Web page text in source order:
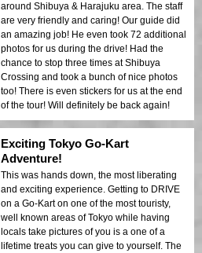
around Shibuya & Harajuku area. The staff
are very friendly and caring! Our guide did
an amazing job! He even took 72 additional
photos for us during the drive! Had the
chance to stop three times at Shibuya
Crossing and took a bunch of nice photos
too! There is even stickers for us at the end
of the tour! Will definitely be back again!
Exciting Tokyo Go-Kart
Adventure!
This was hands down, the most liberating
and exciting experience. Getting to DRIVE
on a Go-Kart on one of the most touristy,
well known areas of Tokyo while having
locals take pictures of you is a one of a
lifetime treats you can give to yourself. The